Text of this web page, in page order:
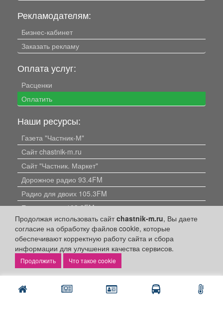
Продолжая использовать сайтchastnik-m.ru, Вы даете
согласие на обработку файлов cookie, которые
обеспечивают корректную работу сайта и сбора
информации для улучшения качества сервисов.
Что такое cookie
Рекламодателям:
Бизнес-кабинет
Заказать рекламу
Оплата услуг:
Расценки
Оплатить
Наши ресурсы:
Газета "Частник-М"
Сайт chastnik-m.ru
Сайт "Частник. Маркет"
Дорожное радио 93.4FM
Радио для двоих 105.3FM
Европа плюс 103.3FM
Политика конфиденциальности
Публикации с пометкой «Реклама», «На правах рекламы»,